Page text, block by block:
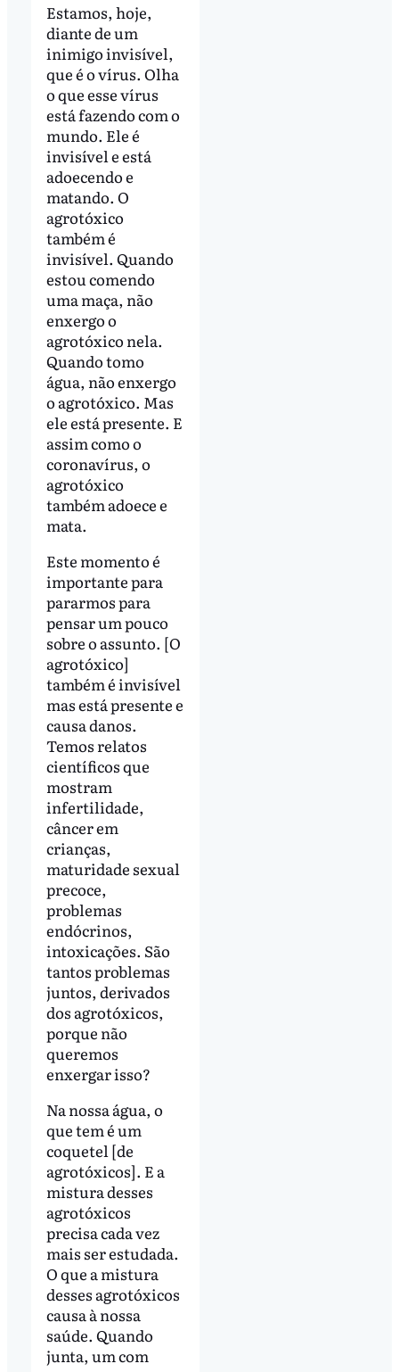
Estamos, hoje,
diante de um
inimigo invisível,
que é o vírus. Olha
o que esse vírus
está fazendo com o
mundo. Ele é
invisível e está
adoecendo e
matando. O
agrotóxico
também é
invisível. Quando
estou comendo
uma maça, não
enxergo o
agrotóxico nela.
Quando tomo
água, não enxergo
o agrotóxico. Mas
ele está presente. E
assim como o
coronavírus, o
agrotóxico
também adoece e
mata.
Este momento é
importante para
pararmos para
pensar um pouco
sobre o assunto. [O
agrotóxico]
também é invisível
mas está presente e
causa danos.
Temos relatos
científicos que
mostram
infertilidade,
câncer em
crianças,
maturidade sexual
precoce,
problemas
endócrinos,
intoxicações. São
tantos problemas
juntos, derivados
dos agrotóxicos,
porque não
queremos
enxergar isso?
Na nossa água, o
que tem é um
coquetel [de
agrotóxicos]. E a
mistura desses
agrotóxicos
precisa cada vez
mais ser estudada.
O que a mistura
desses agrotóxicos
causa à nossa
saúde. Quando
junta, um com